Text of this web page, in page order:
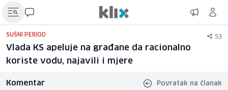
SUŠNI PERIOD 53
Vlada KS apeluje na građane da racionalno
koriste vodu, najavili i mjere
Komentar Povratak na članak